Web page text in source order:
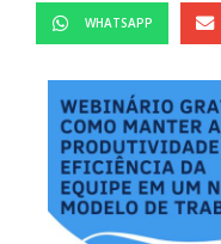
WHATSAPP